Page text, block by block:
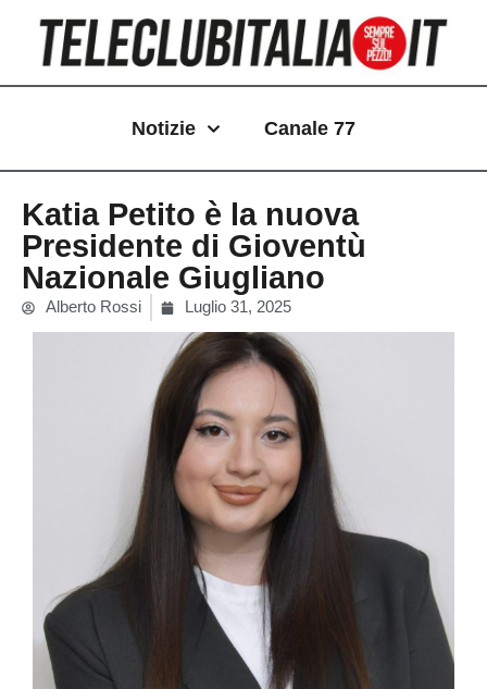
contenuto
Notizie Canale 77
Katia Petito è la nuova
Presidente di Gioventù
Nazionale Giugliano
Alberto Rossi Luglio 31, 2025